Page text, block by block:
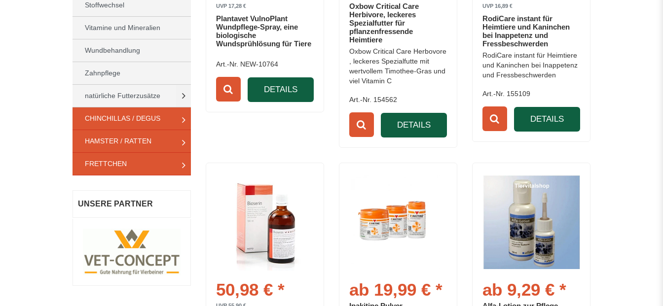
Stoffwechsel
Vitamine und Mineralien
Wundbehandlung
Zahnpflege
natürliche Futterzusätze
CHINCHILLAS / DEGUS
HAMSTER / RATTEN
FRETTCHEN
UNSERE PARTNER
UVP 17,28 €
Plantavet VulnoPlant
Wundpflege-Spray, eine
biologische
Wundsprühlösung für Tiere
Art.-Nr. NEW-10764
DETAILS
Oxbow Critical Care
Herbivore, leckeres
Spezialfutter für
pflanzenfressende
Heimtiere
Oxbow Critical Care Herbovore
, leckeres Spezialfutte mit
wertvollem Timothee-Gras und
viel Vitamin C
Art.-Nr. 154562
DETAILS
UVP 16,89 €
RodiCare instant für
Heimtiere und Kaninchen
bei Inappetenz und
Fressbeschwerden
RodiCare instant für Heimtiere
und Kaninchen bei Inappetenz
und Fressbeschwerden
Art.-Nr. 155109
DETAILS
50,98 € * ab 19,99 € * ab 9,29 € *